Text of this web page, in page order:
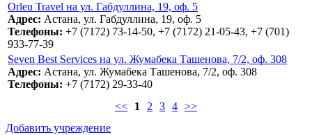
Orleu Travel на ул. Габдуллина, 19, оф. 5
Адрес: Астана, ул. Габдуллина, 19, оф. 5
Телефоны: +7 (7172) 73-14-50, +7 (7172) 21-05-43, +7 (701)
933-77-39
Seven Best Services на ул. Жумабека Ташенова, 7/2, оф. 308
Адрес: Астана, ул. Жумабека Ташенова, 7/2, оф. 308
Телефоны: +7 (7172) 29-33-40
<<
1 2 3 4 >>
Добавить учреждение